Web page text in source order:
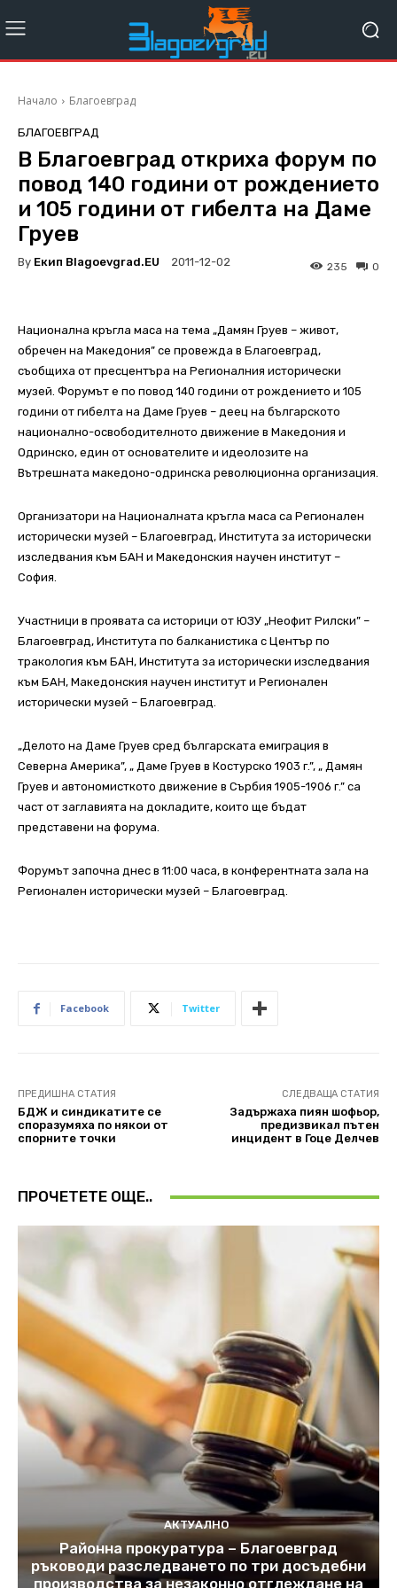
Начало Благоевград
БЛАГОЕВГРАД
В Благоевград откриха форум по
повод 140 години от рождението
и 105 години от гибелта на Даме
Груев
By Екип Blagoevgrad.EU 2011-12-02 0
235
Национална кръгла маса на тема „Дамян Груев – живот,
обречен на Македония” се провежда в Благоевград,
съобщиха от пресцентъра на Регионалния исторически
музей. Форумът е по повод 140 години от рождението и 105
години от гибелта на Даме Груев – деец на българското
национално-освободителното движение в Македония и
Одринско, един от основателите и идеолозите на
Вътрешната македоно-одринска революционна организация.
Организатори на Националната кръгла маса са Регионален
исторически музей – Благоевград, Института за исторически
изследвания към БАН и Македонския научен институт –
София.
Участници в проявата са историци от ЮЗУ „Неофит Рилски” –
Благоевград, Института по балканистика с Център по
тракология към БАН, Института за исторически изследвания
към БАН, Македонския научен институт и Регионален
исторически музей – Благоевград.
„Делото на Даме Груев сред българската емиграция в
Северна Америка”, „ Даме Груев в Костурско 1903 г.”, „ Дамян
Груев и автономисткото движение в Сърбия 1905-1906 г.” са
част от заглавията на докладите, които ще бъдат
представени на форума.
Форумът започна днес в 11:00 часа, в конферентната зала на
Регионален исторически музей – Благоевград.
Facebook Twitter
ПРЕДИШНА СТАТИЯ
БДЖ и синдикатите се
споразумяха по някои от
спорните точки
СЛЕДВАЩА СТАТИЯ
Задържаха пиян шофьор,
предизвикал пътен
инцидент в Гоце Делчев
ПРОЧЕТЕТЕ ОЩЕ..
АКТУАЛНО
Районна прокуратура – Благоевград
ръководи разследването по три досъдебни
производства за незаконно отглеждане на